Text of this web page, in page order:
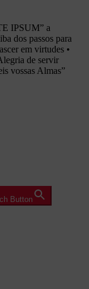
IPSUM” a
dos passos para
em virtudes •⁠
de servir
vossas Almas”
Button